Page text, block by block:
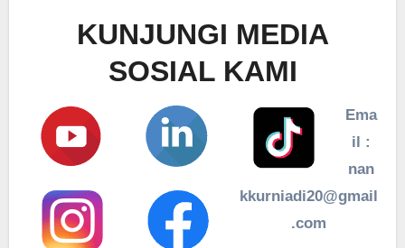
KUNJUNGI MEDIA
SOSIAL KAMI
Ema
il :
nan
kkurniadi20@gmail
.com